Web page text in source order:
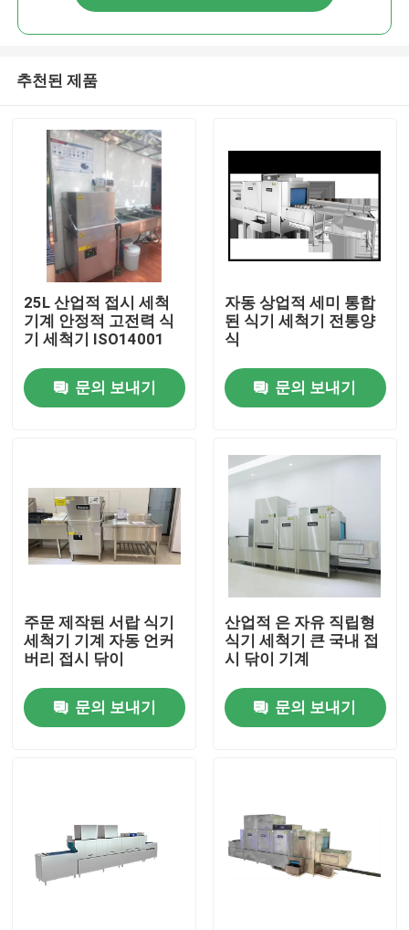
홈
VR 쇼
공장 투어
품질 관리
상업적 식기 세척기 기계
추천된 제품
25L 산업적 접시 세척
기계 안정적 고전력 식
기 세척기 ISO14001
문의 보내기
자동 상업적 세미 통합
된 식기 세척기 전통양
식
문의 보내기
주문 제작된 서랍 식기
세척기 기계 자동 언커
버리 접시 닦이
문의 보내기
산업적 은 자유 직립형
식기 세척기 큰 국내 접
시 닦이 기계
문의 보내기